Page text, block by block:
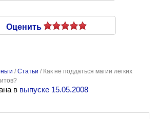
Оценить
/Статьи / Как не поддаться магии легких
в выпуске 15.05.2008